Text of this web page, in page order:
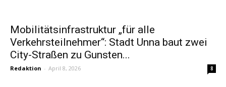
Mobilitätsinfrastruktur „für alle
Verkehrsteilnehmer“: Stadt Unna baut zwei
City-Straßen zu Gunsten...
Redaktion - April 8, 2026 8